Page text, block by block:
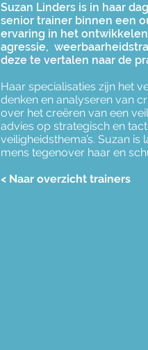
Suzan Linders is in haar
senior trainer binnen een
ervaring in het
agressie,
deze te vertalen naar de
Haar specialisaties zijn het
denken en analyseren van
over het creëren van een
advies op strategisch en
veiligheidsthema’s. Suzan
mens tegenover haar en
< Naar overzicht trainers